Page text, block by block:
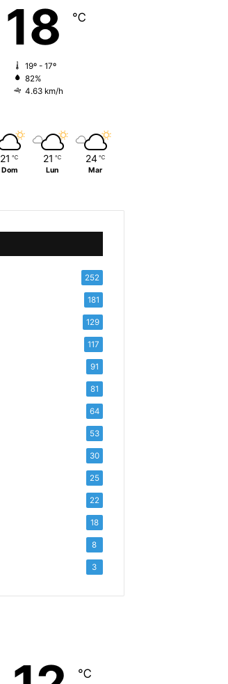
18 ℃
19º - 17º
82%
4.63 km/h
21 ℃
Dom
21 ℃
Lun
24 ℃
Mar
252
181
129
117
91
81
64
53
30
25
22
18
8
3
℃